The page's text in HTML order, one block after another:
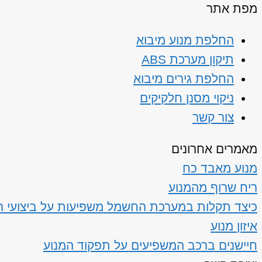
מפת אתר
החלפת מנוע מיבוא
תיקון מערכת ABS
החלפת גירים מיבוא
ניקוי מסנן חלקיקים
צור קשר
מאמרים אחרונים
מנוע מאבד כח
ריח שרוף מהמנוע
כיצד תקלות במערכת החשמל משפיעות על ביצועי
איזון מנוע
חיישנים ברכב המשפיעים על תפקוד המנוע